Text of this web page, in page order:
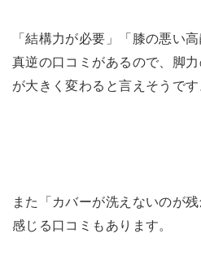
「結構力が必要」「膝の悪い
真逆の口コミがあるので、脚
が大きく変わると言えそうです
また「カバーが洗えないのが
感じる口コミもあります。